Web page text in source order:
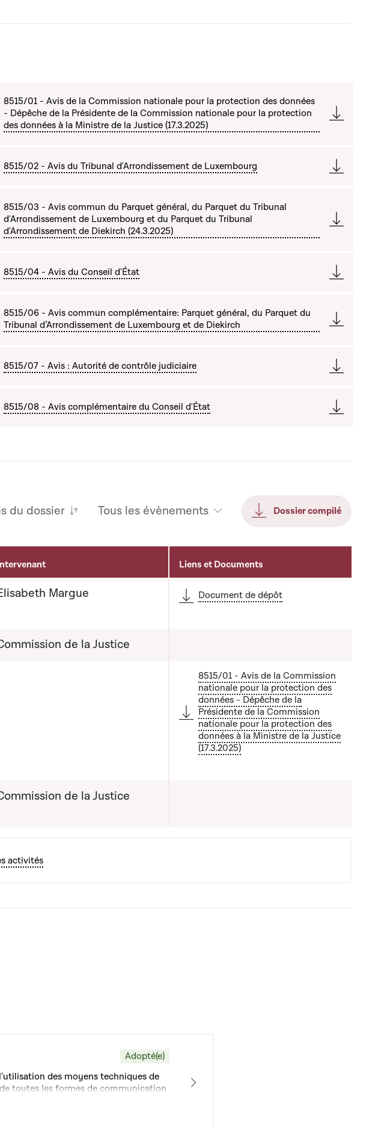
8515/01 - Avis de la Commission nationale pour la protection des données
- Dépêche de la Présidente de la Commission nationale pour la protection
des données à la Ministre de la Justice (17.3.2025)
8515/02 - Avis du Tribunal d'Arrondissement de Luxembourg
8515/03 - Avis commun du Parquet général, du Parquet du Tribunal
d'Arrondissement de Luxembourg et du Parquet du Tribunal
d'Arrondissement de Diekirch (24.3.2025)
8515/04 - Avis du Conseil d'État
8515/06 - Avis commun complémentaire: Parquet général, du Parquet du
Tribunal d’Arrondissement de Luxembourg et de Diekirch
8515/07 - Avis : Autorité de contrôle judiciaire
8515/08 - Avis complémentaire du Conseil d'État
du dossier Tous les évènements Dossier compilé
Liens et Documents
Margue Document de dépôt
de la Justice
tous les éléments de la liste qui précède
8515/01 - Avis de la Commission
nationale pour la protection des
données - Dépêche de la
Présidente de la Commission
nationale pour la protection des
données à la Ministre de la Justice
(17.3.2025)
de la Justice
activités
Adopté(e)
des moyens techniques de
toutes les formes de communication